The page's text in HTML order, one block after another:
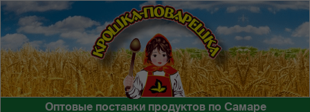
Оптовые поставки продуктов по Самаре